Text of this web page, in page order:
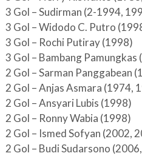
3 Gol – Sudirman (2-1994,
3 Gol – Widodo C. Putro
3 Gol – Rochi Putiray (1998)
3 Gol – Bambang
2 Gol – Sarman Panggabean
2 Gol – Anjas Asmara (1974,
2 Gol – Ansyari Lubis (1998)
2 Gol – Ronny Wabia (1998)
2 Gol – Ismed Sofyan (2002,
2 Gol – Budi Sudarsono